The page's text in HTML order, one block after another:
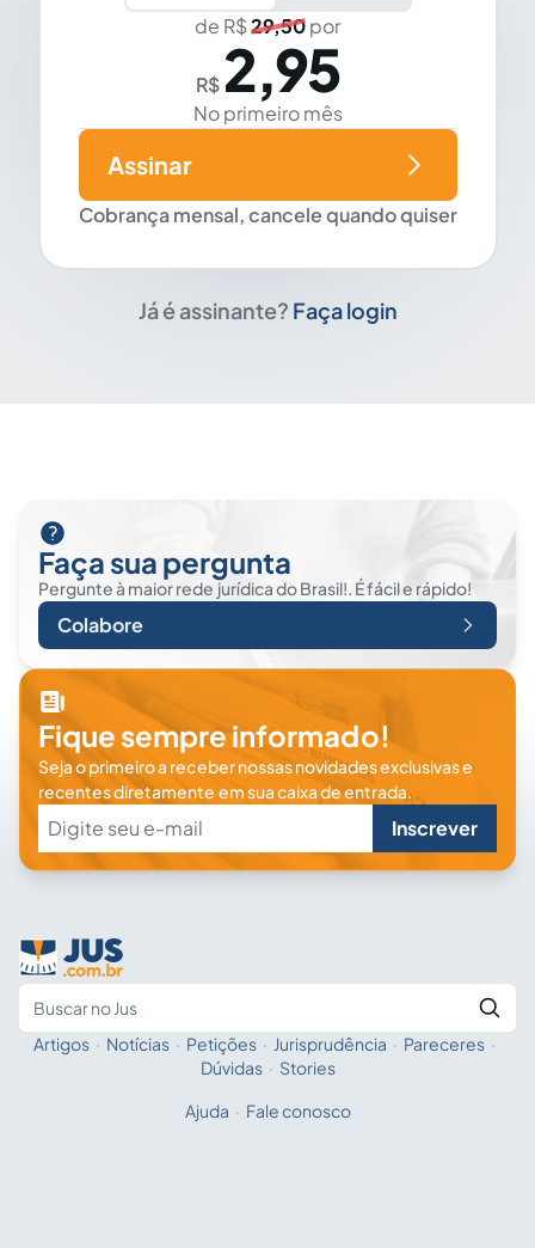
de R$29,50por
R$ 2,95
No primeiro mês
Cobrança mensal, cancele quando quiser
Assinar
Já é assinante? Faça login
Faça sua pergunta
Pergunte à maior rede jurídica do Brasil!. É fácil e rápido!
Colabore
Fique sempre informado!
Seja o primeiro a receber nossas novidades exclusivas e
recentes diretamente em sua caixa de entrada.
Inscrever
Fale com a IA
Artigos · Notícias · Petições · Jurisprudência · Pareceres ·
Dúvidas · Stories
Ajuda · Fale conosco